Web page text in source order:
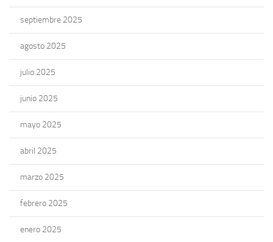
septiembre 2025
agosto 2025
julio 2025
junio 2025
mayo 2025
abril 2025
marzo 2025
febrero 2025
enero 2025